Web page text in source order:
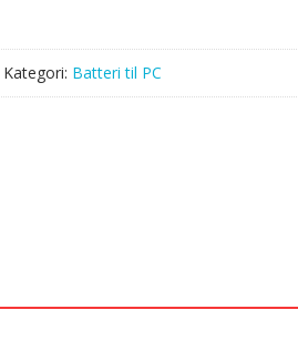
Kategori: Batteri til PC